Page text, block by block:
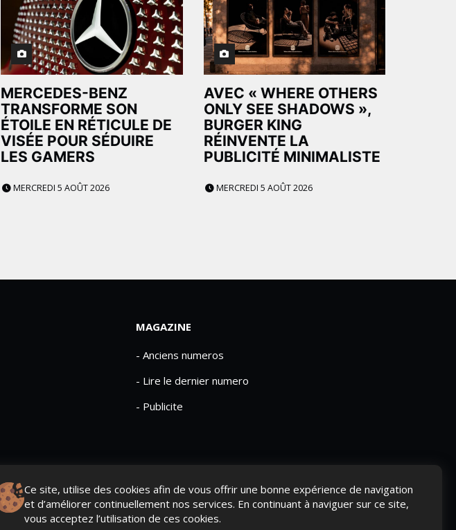
MERCEDES-BENZ
TRANSFORME SON
ÉTOILE EN RÉTICULE DE
VISÉE POUR SÉDUIRE
LES GAMERS
MERCREDI 5 AOÛT 2026
AVEC « WHERE OTHERS
ONLY SEE SHADOWS »,
BURGER KING
RÉINVENTE LA
PUBLICITÉ MINIMALISTE
MERCREDI 5 AOÛT 2026
Ce site, utilise des cookies afin de vous offrir une bonne expérience de navigation
et d’améliorer continuellement nos services. En continuant à naviguer sur ce site,
vous acceptez l’utilisation de ces cookies.
MAGAZINE
- Anciens numeros
- Lire le dernier numero
- Publicite